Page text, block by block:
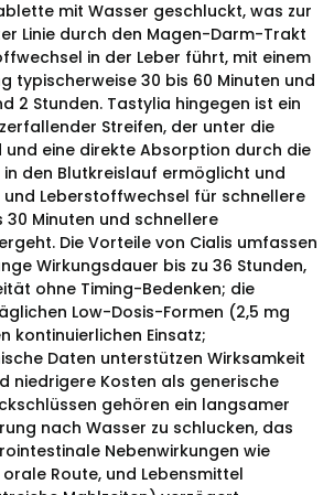
mit Wasser geschluckt, was zur
Linie durch den Magen-Darm-Trakt
in der Leber führt, mit einem
typischerweise 30 bis 60 Minuten und
2 Stunden. Tastylia hingegen ist ein
Streifen, der unter die
und eine direkte Absorption durch die
den Blutkreislauf ermöglicht und
Leberstoffwechsel für schnellere
30 Minuten und schnellere
Die Vorteile von Cialis umfassen
Wirkungsdauer bis zu 36 Stunden,
ohne Timing-Bedenken; die
Low-Dosis-Formen (2,5 mg
kontinuierlichen Einsatz;
Daten unterstützen Wirksamkeit
niedrigere Kosten als generische
gehören ein langsamer
nach Wasser zu schlucken, das
Nebenwirkungen wie
Route, und Lebensmittel